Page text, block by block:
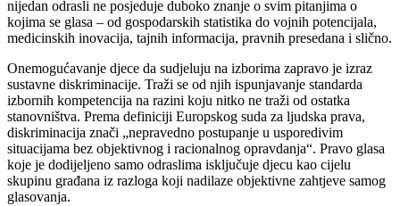
nijedan odrasli ne posjeduje duboko znanje o svim pitanjima o
kojima se glasa – od gospodarskih statistika do vojnih potencijala,
medicinskih inovacija, tajnih informacija, pravnih presedana i slično.
Onemogućavanje djece da sudjeluju na izborima zapravo je izraz
sustavne diskriminacije. Traži se od njih ispunjavanje standarda
izbornih kompetencija na razini koju nitko ne traži od ostatka
stanovništva. Prema definiciji Europskog suda za ljudska prava,
diskriminacija znači „nepravedno postupanje u usporedivim
situacijama bez objektivnog i racionalnog opravdanja“. Pravo glasa
koje je dodijeljeno samo odraslima isključuje djecu kao cijelu
skupinu građana iz razloga koji nadilaze objektivne zahtjeve samog
glasovanja.